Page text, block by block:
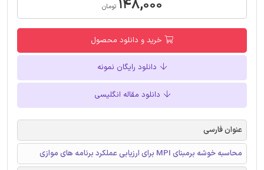
۱۴۸,۰۰۰ تومان
خرید و دانلود محصول
دانلود رایگان نمونه
دانلود مقاله انگلیسی
عنوان فارسی
محاسبه خوشه برمبنای MPI برای ارزیابی عملکرد برنامه های موازی